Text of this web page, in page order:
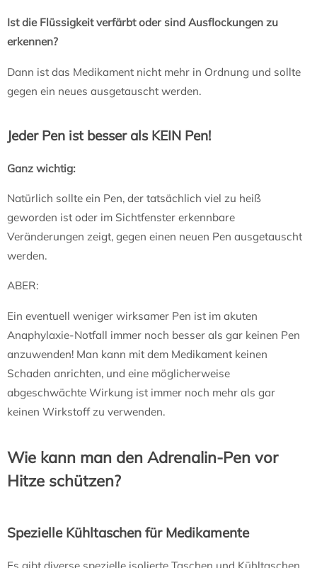
Ist die Flüssigkeit verfärbt oder sind Ausflockungen zu
erkennen?
Dann ist das Medikament nicht mehr in Ordnung und sollte
gegen ein neues ausgetauscht werden.
Jeder Pen ist besser als KEIN Pen!
Ganz wichtig:
Natürlich sollte ein Pen, der tatsächlich viel zu heiß
geworden ist oder im Sichtfenster erkennbare
Veränderungen zeigt, gegen einen neuen Pen ausgetauscht
werden.
ABER:
Ein eventuell weniger wirksamer Pen ist im akuten
Anaphylaxie-Notfall immer noch besser als gar keinen Pen
anzuwenden! Man kann mit dem Medikament keinen
Schaden anrichten, und eine möglicherweise
abgeschwächte Wirkung ist immer noch mehr als gar
keinen Wirkstoff zu verwenden.
Wie kann man den Adrenalin-Pen vor
Hitze schützen?
Spezielle Kühltaschen für Medikamente